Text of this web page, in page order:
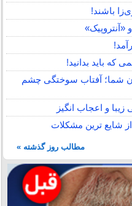
«آنتروپیک»
که باید بدانید!
شما؛ آفتاب سوختگی چشم
و اعجاب انگیز
شایع ترین مشکلات
مطالب روز گذشته »